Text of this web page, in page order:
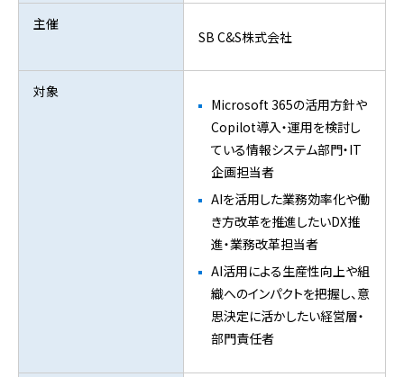
主催
SB C&S株式会社
対象
Microsoft 365の活用方針や
Copilot導入・運用を検討し
ている情報システム部門・IT
企画担当者
AIを活用した業務効率化や働
き方改革を推進したいDX推
進・業務改革担当者
AI活用による生産性向上や組
織へのインパクトを把握し、意
思決定に活かしたい経営層・
部門責任者